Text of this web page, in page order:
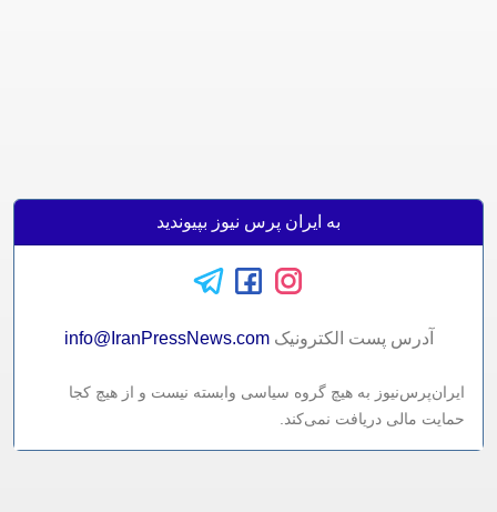
به ایران پرس نیوز بپیوندید
آدرس پست الکترونيکinfo@IranPressNews.com
ایران‌پرس‌نیوز به هیچ گروه سیاسی وابسته نیست و از هیچ کجا
حمایت مالی دریافت نمی‌کند.